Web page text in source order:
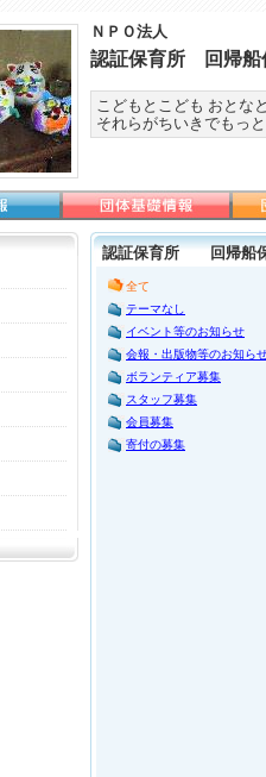
ＮＰＯ法人
認証保育所 回帰船
こどもとこども おとな
それらがちいきでもっ
認証保育所 回帰船保
全て
テーマなし
イベント等のお知らせ
会報・出版物等のお知ら
ボランティア募集
スタッフ募集
会員募集
寄付の募集